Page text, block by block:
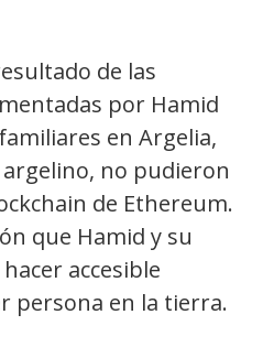
de las
por Hamid
en Argelia,
no pudieron
de Ethereum.
que Hamid y su
accesible
persona en la tierra.